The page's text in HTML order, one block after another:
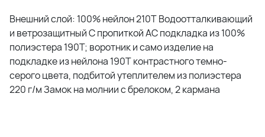
Внешний слой: 100% нейлон 210Т Водоотталкивающий
и ветрозащитный С пропиткой АС подкладка из 100%
полиэстера 190T; воротник и само изделие на
подкладке из нейлона 190T контрастного темно-
серого цвета, подбитой утеплителем из полиэстера
220 г/м Замок на молнии с брелоком, 2 кармана